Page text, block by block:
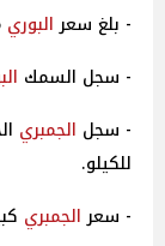
- بلغ سعرالبوري
- سجل السمك
- سجل الجمبري
للكيلو.
- سعرالجمبري